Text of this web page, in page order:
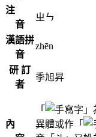
注
音
ㄓㄣ
漢語拼
音
zhēn
研 訂
者
季旭昇
內
「
異體或作「